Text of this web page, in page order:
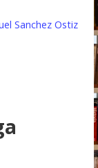
Sanchez Ostiz